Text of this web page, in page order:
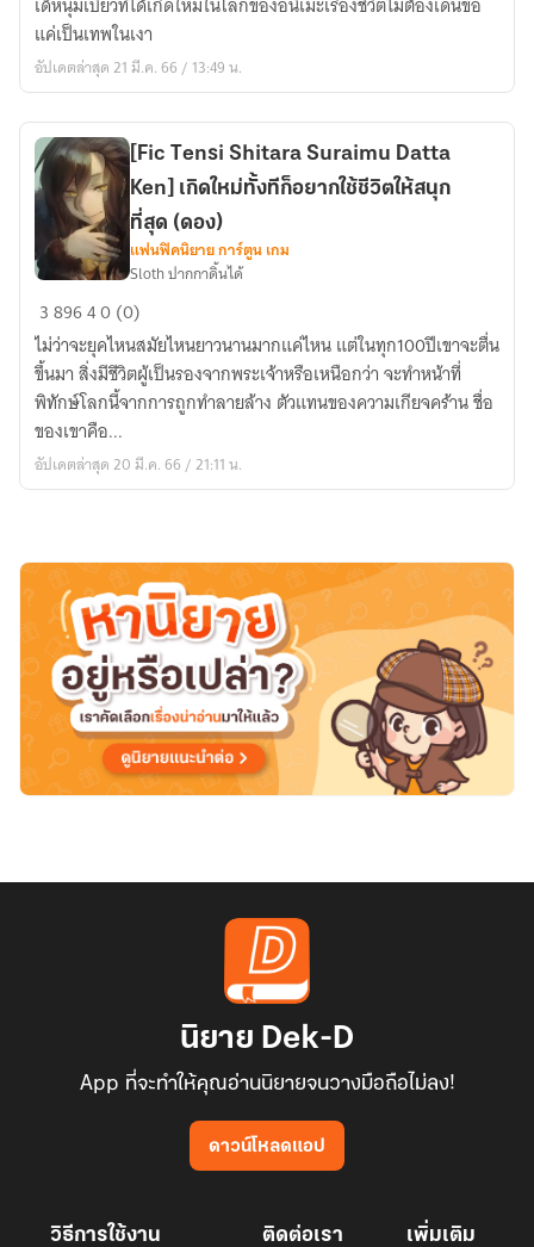
Eminence
in
Shadow]
คือ
แสง
ที่
สว่าง
ที่สุด
แค่เป็นเทพในเงา
อัปเดตล่าสุด 21 มี.ค. 66 / 13:49 น.
Tensi
Shitara
Suraimu
Datta
Ken]
เกิด
ใหม่
อยาก
ใช้
ชีวิต
ให้
สนุก
ที่สุด
(ดอง)
[Fic Tensi Shitara Suraimu Datta
Ken] เกิดใหม่ทั้งทีก็อยากใช้ชีวิตให้สนุก
ที่สุด (ดอง)
แฟนฟิคนิยาย การ์ตูน เกม
Sloth ปากกาดิ้นได้
389640 (0)
ไม่ว่าจะยุคไหนสมัยไหนยาวนานมากแค่ไหน แต่ในทุก100ปีเขาจะตื่น
ขึ้นมา สิ่งมีชีวิตผู้เป็นรองจากพระเจ้าหรือเหนือกว่า จะทำหน้าที่
พิทักษ์โลกนี้จากการถูกทำลายล้าง ตัวแทนของความเกียจคร้าน ชื่อ
ของเขาคือ...
อัปเดตล่าสุด 20 มี.ค. 66 / 21:11 น.
นิยาย Dek-D
App ที่จะทำให้คุณอ่านนิยายจนวางมือถือไม่ลง!
ดาวน์โหลดแอป
วิธีการใช้งาน ติดต่อเรา เพิ่มเติม